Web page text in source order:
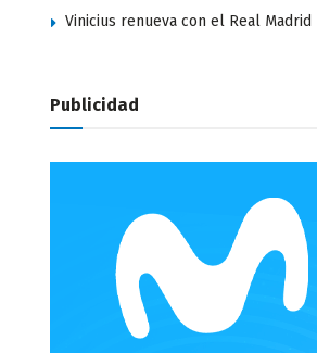
Vinicius renueva con el Real Madrid
Publicidad